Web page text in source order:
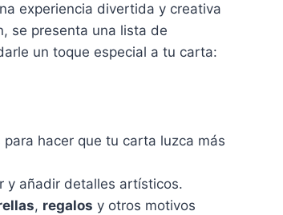
experiencia divertida y creativa
se presenta una lista de
un toque especial a tu carta:
hacer que tu carta luzca más
y añadir detalles artísticos.
, regalos y otros motivos